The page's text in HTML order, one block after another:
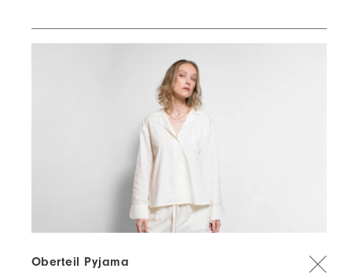
Oberteil Pyjama